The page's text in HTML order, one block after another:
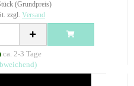
(Grundpreis)
zzgl. Versand
ca. 2-3 Tage